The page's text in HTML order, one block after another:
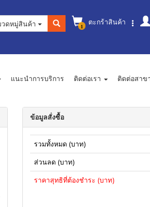
1 ตะกร้าสินค้า
ดหมู่สินค้า
แนะนำการบริการ ติดต่อเรา ติดต่อสาข
ข้อมูลสั่งซื้อ
รวมทั้งหมด (บาท)
ส่วนลด (บาท)
ราคาสุทธิที่ต้องชำระ (บาท)